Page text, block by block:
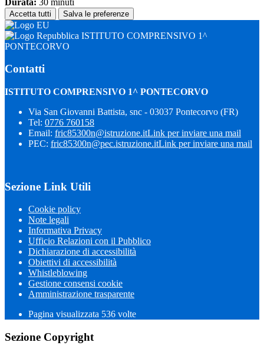
Accetta tutti Salva le preferenze
ISTITUTO COMPRENSIVO 1^
PONTECORVO
Contatti
ISTITUTO COMPRENSIVO 1^ PONTECORVO
Via San Giovanni Battista, snc - 03037 Pontecorvo (FR)
Tel: 0776 760158
Email: fric85300n@istruzione.itLink per inviare una mail
PEC: fric85300n@pec.istruzione.itLink per inviare una mail
Sezione Link Utili
Cookie policy
Note legali
Informativa Privacy
Ufficio Relazioni con il Pubblico
Dichiarazione di accessibilità
Obiettivi di accessibilità
Whistleblowing
Gestione consensi cookie
Amministrazione trasparente
Pagina visualizzata 536 volte
Sezione Copyright